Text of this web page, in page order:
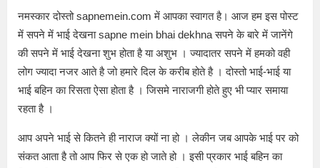
नमस्कार दोस्तो sapnemein.com में आपका स्वागत है। आज हम इस पोस्ट
में सपने में भाई देखना sapne mein bhai dekhna सपने के बारे में जानेंगे
की सपने में भाई देखना शुभ होता है या अशुभ । ज्यादातर सपने में हमको वही
लोग ज्यादा नजर आते है जो हमारे दिल के करीब होते है । दोस्तो भाई-भाई या
भाई बहिन का रिसता ऐसा होता है । जिसमे नाराजगी होते हुए भी प्यार समाया
रहता है ।
आप अपने भाई से कितने ही नाराज क्यों ना हो । लेकीन जब आपके भाई पर को
संकत आता है तो आप फिर से एक हो जाते हो । इसी प्रकार भाई बहिन का